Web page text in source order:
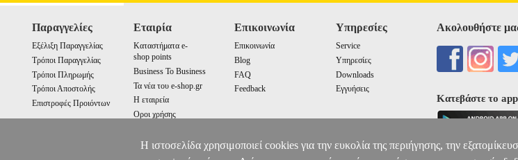
Παραγγελίες
Εξέλιξη Παραγγελίας
Τρόποι Παραγγελίας
Τρόποι Πληρωμής
Τρόποι Αποστολής
Επιστροφές Προιόντων
Εταιρία
Καταστήματα e-
shop points
Business To Business
Τα νέα του e-shop.gr
Η εταιρεία
Οροι χρήσης
Επικοινωνία
Επικοινωνία
Blog
FAQ
Feedback
Υπηρεσίες
Service
Υπηρεσίες
Downloads
Εγγυήσεις
Ακολουθήστε
Κατεβάστε το
Η ιστοσελίδα χρησιμοποιεί cookies για την ευκολία της περιήγησης, την